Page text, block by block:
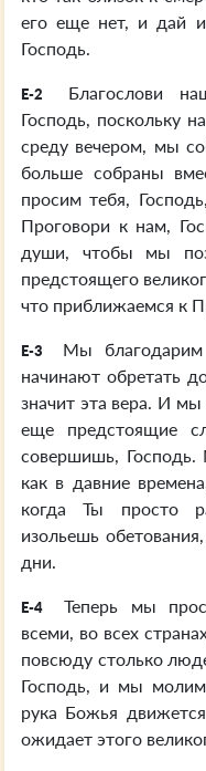
его еще нет, и дай
Господь.
E-2
Благослови
Господь, поскольку
среду вечером, мы
больше собраны
просим тебя,
Проговори к нам,
души, чтобы мы
предстоящего
что приближаемся к
E-3
Мы
начинают обретать
значит эта вера. И мы
еще предстоящие
совершишь,
как в давние
когда Ты просто
изольешь
дни.
E-4
Теперь мы
всеми, во всех
повсюду столько
Господь, и мы
рука Божья
ожидает этого